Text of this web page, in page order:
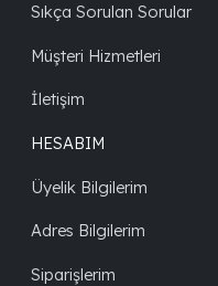
Sıkça Sorulan Sorular
Müşteri Hizmetleri
İletişim
HESABIM
Üyelik Bilgilerim
Adres Bilgilerim
Siparişlerim